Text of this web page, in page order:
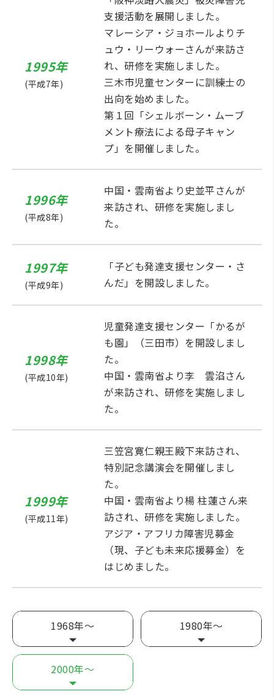
1995年
(平成7年)
支援活動を展開しました。
マレーシア・ジョホールよりチ
ュウ・リーウォーさんが来訪さ
れ、研修を実施しました。
三木市児童センターに訓練士の
出向を始めました。
第１回「シェルボーン・ムーブ
メント療法による母子キャン
プ」を開催しました。
1996年
(平成8年)
中国・雲南省より史並平さんが
来訪され、研修を実施しまし
た。
1997年
(平成9年)
「子ども発達支援センター・さ
んだ」を開設しました。
1998年
(平成10年)
児童発達支援センター「かるが
も園」（三田市）を開設しまし
た。
中国・雲南省より李 雲淊さん
が来訪され、研修を実施しまし
た。
1999年
(平成11年)
三笠宮寛仁親王殿下来訪され、
特別記念講演会を開催しまし
た。
中国・雲南省より楊 柱蓮さん来
訪され、研修を実施しました。
アジア・アフリカ障害児募金
（現、子ども未来応援募金）を
はじめました。
1968年～ 1980年～
2000年～